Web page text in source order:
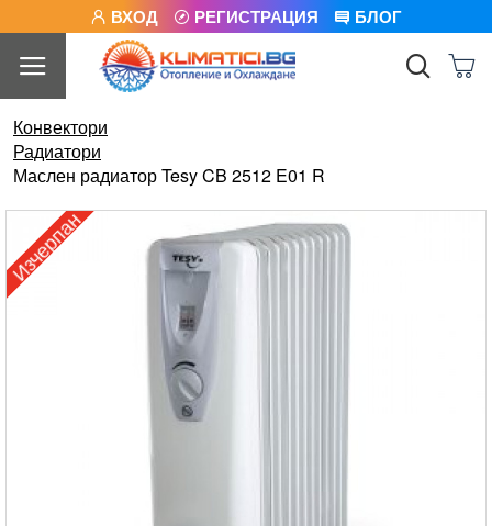
ВХОД РЕГИСТРАЦИЯ БЛОГ
Конвектори
Радиатори
Маслен радиатор Tesy CB 2512 E01 R
Изчерпан